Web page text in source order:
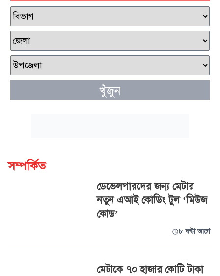
খুঁজুন
সম্পর্কিত
ডেভেলপারদের জন্য মেটার
নতুন এআই কোডিং টুল ‘মিউজ
কোড’
৮ ঘণ্টা আগে
মেটাকে ৭০ হাজার কোটি টাকা